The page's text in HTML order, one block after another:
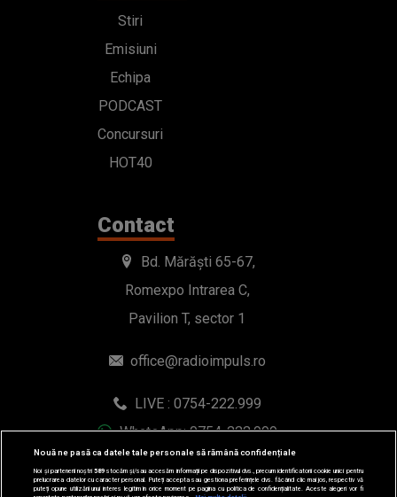
Stiri
Emisiuni
Echipa
PODCAST
Concursuri
HOT40
Contact
Bd. Mărăști 65-67,
Romexpo Intrarea C,
Pavilion T, sector 1
office@radioimpuls.ro
LIVE : 0754-222.999
WhatsApp: 0754-222.999
Nouă ne pasă ca datele tale personale să rămână confidențiale
Noi și partenerii noștri589stocăm și/sau accesăm informații pe dispozitivul dvs., precum identificatorii cookie unici pentru
prelucrarea datelor cu caracter personal. Puteți accepta sau gestiona preferințele dvs. făcând clic mai jos, respectiv vă
puteți opune utilizării unui interes legitim în orice moment pe pagina cu politica de confidențialitate. Aceste alegeri vor fi